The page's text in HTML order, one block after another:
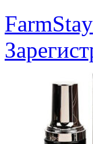
FarmStay